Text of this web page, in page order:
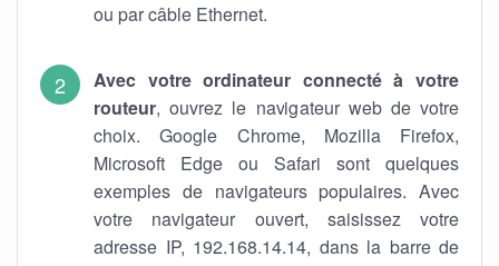
ou par câble Ethernet.
Avec votre ordinateur connecté à votre
routeur, ouvrez le navigateur web de votre
choix. Google Chrome, Mozilla Firefox,
Microsoft Edge ou Safari sont quelques
exemples de navigateurs populaires. Avec
votre navigateur ouvert, saisissez votre
adresse IP, 192.168.14.14, dans la barre de